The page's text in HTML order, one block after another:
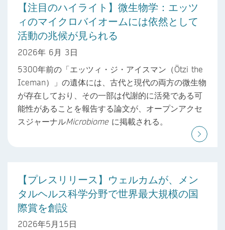
【注目のハイライト】微生物学：エッツ
ィのマイクロバイオームには依然として
活動の兆候が見られる
2026年 6月 3日
5300年前の「エッツィ・ジ・アイスマン（Ötzi the
Iceman）」の遺体には、古代と現代の両方の微生物
が存在しており、その一部は代謝的に活発である可
能性があることを報告する論文が、オープンアクセ
スジャーナルMicrobiome に掲載される。
【プレスリリース】ウェルカムが、メン
タルヘルス科学分野で世界最大規模の国
際賞を創設
2026年5月15日